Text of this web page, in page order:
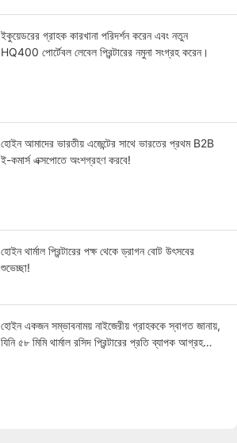
ইকুয়েডরের গ্রাহক কারখানা পরিদর্শন করেন এবং নতুন
HQ400 পোর্টেবল লেবেল প্রিন্টারের নমুনা সংগ্রহ করেন।
হোইন আমাদের ভারতীয় এজেন্টের সাথে ভারতের প্রথম B2B
ই-কমার্স এক্সপোতে অংশগ্রহণ করবে!
হোইন থার্মাল প্রিন্টারের পক্ষ থেকে ড্রাগন বোট উৎসবের
শুভেচ্ছা!
হোইন একজন সম্ভাবনাময় নাইজেরীয় গ্রাহককে স্বাগত জানায়,
যিনি ৫৮ মিমি থার্মাল রসিদ প্রিন্টারের প্রতি ব্যাপক আগ্রহ